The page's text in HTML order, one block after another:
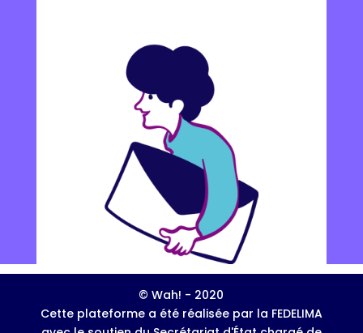
© Wah! - 2020
Cette plateforme a été réalisée par la FEDELIMA